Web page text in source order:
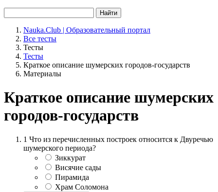
Найти
Nauka.Club | Образовательный портал
Все тесты
Тесты
Тесты
Краткое описание шумерских городов-государств
Материалы
Краткое описание шумерских
городов-государств
1 Что из перечисленных построек относится к Двуречью
шумерского периода?
Зиккурат
Висячие сады
Пирамида
Храм Соломона